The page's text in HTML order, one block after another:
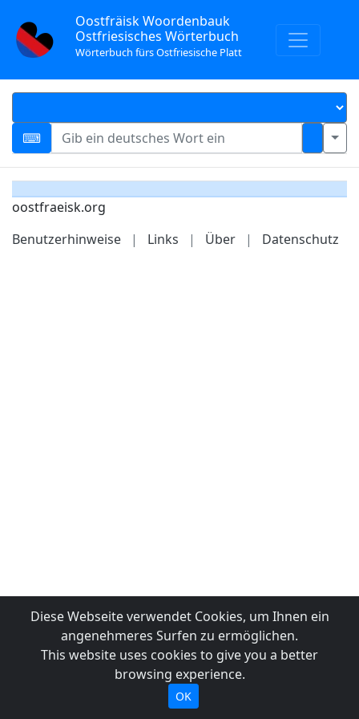
Oostfräisk Woordenbauk
Ostfriesisches Wörterbuch
Wörterbuch fürs Ostfriesische Platt
oostfraeisk.org
Benutzerhinweise
| Links | Über | Datenschutz
Diese Webseite verwendet Cookies, um Ihnen ein
angenehmeres Surfen zu ermöglichen.
This website uses cookies to give you a better
browsing experience.
OK